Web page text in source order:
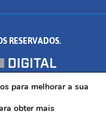
RESERVADOS.
FORMIGA/MG - CEP:
para melhorar a sua
obter mais